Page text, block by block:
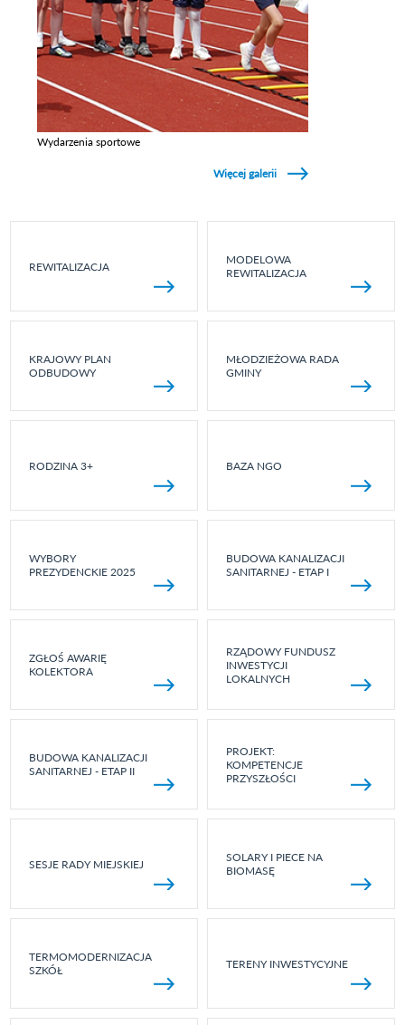
Wydarzenia sportowe
Więcej galerii
REWITALIZACJA
MODELOWA
REWITALIZACJA
KRAJOWY PLAN
ODBUDOWY
MŁODZIEŻOWA RADA
GMINY
RODZINA 3+ BAZA NGO
WYBORY
PREZYDENCKIE 2025
BUDOWA KANALIZACJI
SANITARNEJ - ETAP I
ZGŁOŚ AWARIĘ
KOLEKTORA
RZĄDOWY FUNDUSZ
INWESTYCJI
LOKALNYCH
BUDOWA KANALIZACJI
SANITARNEJ - ETAP II
PROJEKT:
KOMPETENCJE
PRZYSZŁOŚCI
SESJE RADY MIEJSKIEJ
SOLARY I PIECE NA
BIOMASĘ
TERMOMODERNIZACJA
SZKÓŁ
TERENY INWESTYCYJNE